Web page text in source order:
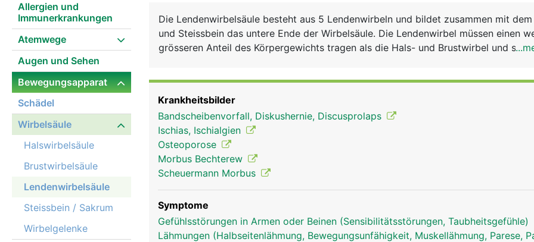
Allergien und
Immunerkrankungen
Atemwege
Augen und Sehen
Bewegungsapparat
Schädel
Wirbelsäule
Halswirbelsäule
Brustwirbelsäule
Lendenwirbelsäule
Steissbein / Sakrum
Wirbelgelenke
Die Lendenwirbelsäule besteht aus 5 Lendenwirbeln und bildet zusammen mit
und Steissbein das untere Ende der Wirbelsäule. Die Lendenwirbel müssen einen
grösseren Anteil des Körpergewichts tragen als die Hals- und Brustwirbel und sind
Krankheitsbilder
Bandscheibenvorfall, Diskushernie, Discusprolaps
Ischias, Ischialgien
Osteoporose
Morbus Bechterew
Scheuermann Morbus
Symptome
Gefühlsstörungen in Armen oder Beinen (Sensibilitätsstörungen, Taubheitsgefühle)
Lähmungen (Halbseitenlähmung, Bewegungsunfähigkeit, Muskellähmung, Parese,